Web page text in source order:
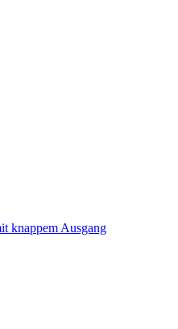
knappem Ausgang